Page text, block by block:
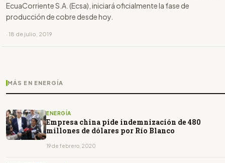
EcuaCorriente S.A. (Ecsa), iniciará oficialmente la fase de
producción de cobre desde hoy.
· 18 de julio, 2019
MÁS EN ENERGÍA
ENERGÍA
Empresa china pide indemnización de 480
millones de dólares por Río Blanco
19 de febrero, 2020